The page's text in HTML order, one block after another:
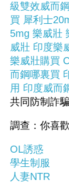
級雙效威而鋼
買 犀利士
5mg 樂威壯
威壯 印度樂
樂威壯購買
而鋼哪裏買
用 印度威而
共同防制詐騙
調查：你喜
OL誘惑
學生制服
人妻NTR